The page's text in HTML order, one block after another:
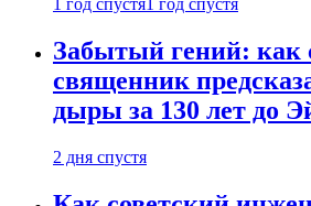
1 год спустя 1 год спустя
Забытый гений: как
священник
дыры за 130 лет до
2 дня спустя